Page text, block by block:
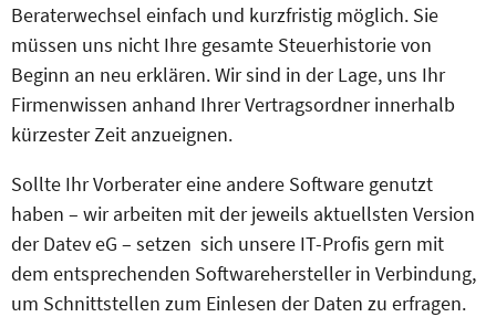
Beraterwechsel einfach und kurzfristig möglich. Sie
müssen uns nicht Ihre gesamte Steuerhistorie von
Beginn an neu erklären. Wir sind in der Lage, uns Ihr
Firmenwissen anhand Ihrer Vertragsordner innerhalb
kürzester Zeit anzueignen.
Sollte Ihr Vorberater eine andere Software genutzt
haben – wir arbeiten mit der jeweils aktuellsten Version
der Datev eG – setzen sich unsere IT-Profis gern mit
dem entsprechenden Softwarehersteller in Verbindung,
um Schnittstellen zum Einlesen der Daten zu erfragen.